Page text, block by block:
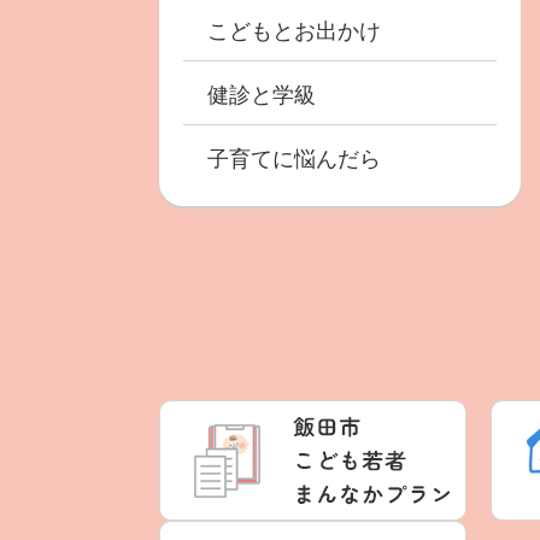
こどもとお出かけ
健診と学級
子育てに悩んだら